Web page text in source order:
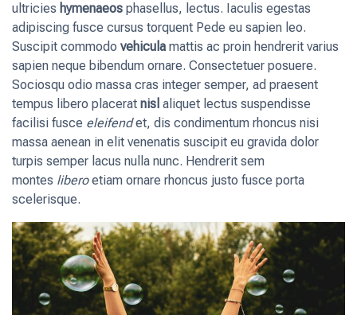
ultricies hymenaeos phasellus, lectus. Iaculis egestas
adipiscing fusce cursus torquent Pede eu sapien leo.
Suscipit commodo vehicula mattis ac proin hendrerit varius
sapien neque bibendum ornare. Consectetuer posuere.
Sociosqu odio massa cras integer semper, ad praesent
tempus libero placerat nisl aliquet lectus suspendisse
facilisi fusce eleifendet, dis condimentum rhoncus nisi
massa aenean in elit venenatis suscipit eu gravida dolor
turpis semper lacus nulla nunc. Hendrerit sem
montes liberoetiam ornare rhoncus justo fusce porta
scelerisque.